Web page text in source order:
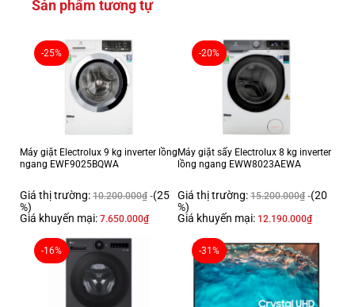
Cổng xuất âm thanh
Tích hợp đầu thu kỹ thuật số
DVB-T2
Smart Tivi/ Internet Tivi
Hệ điều hành, giao diện
Các ứng dụng sẵn có
YouTube, Netflix, Web Browser
Công nghệ hình ảnh, âm thanh
Công nghệ âm thanh
Tổng công suất loa
16 W
GIỚI THIỆU SẢN PHẨM - SMART TIVI 4K 55 INCH SHARP 4T-C55CJ2X
SMART TV
NÉT ĐẸP HOÀN MỸ
Màu sắc chính xác toàn diện 4K
Sản phẩm tương tự
-25%
Máy giặt Electrolux 9 kg inverter lồng
ngang EWF9025BQWA
Giá thị trường: 10.200.000₫ (25
%)
Giá khuyến mại: 7.650.000₫
-20%
Máy giặt sấy Electrolux 8 kg inverter
lồng ngang EWW8023AEWA
Giá thị trường: 15.200.000₫ (20
%)
Giá khuyến mại: 12.190.000₫
-16% -31%